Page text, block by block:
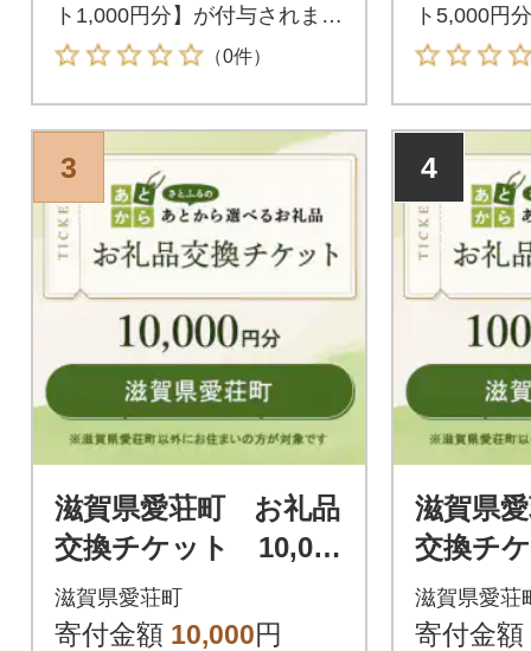
ト1,000円分】が付与されま
す。付与されたお礼品交換チ
ケットは滋賀県愛荘町が指定
するお礼品と交換が可能で
す。
（0件）
ト5,000円
す。付与さ
ケットは滋
するお礼品
す。
3
滋賀県愛荘町 お礼品
交換チケット 10,000
円分
滋賀県愛荘町
寄付金額 10,000円
4
滋賀県
交換チ
0円分
滋賀県愛荘
寄付金額